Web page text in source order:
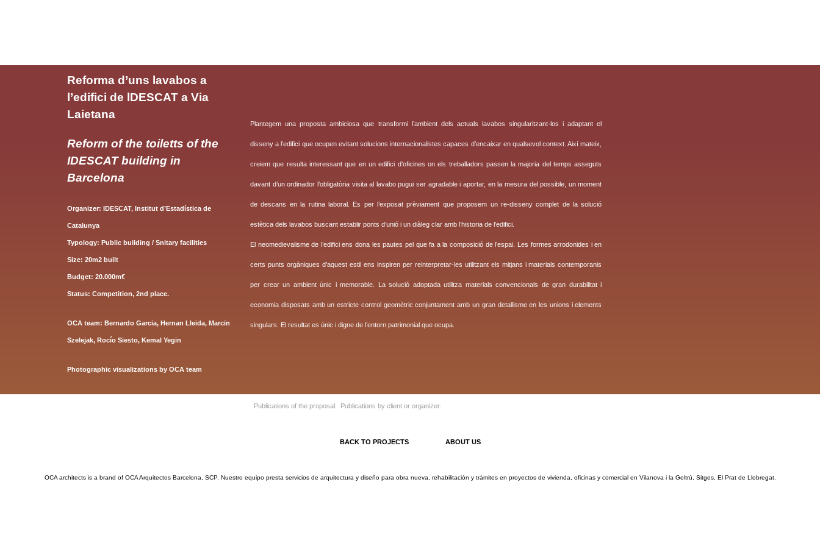
Reforma d’uns lavabos a
l’edifici de lDESCAT a Via
Laietana
Reform of the toiletts of the
IDESCAT building in
Barcelona
Organizer: IDESCAT, Institut d’Estadística de
Catalunya
Typology: Public building / Snitary facilities
Size: 20m2 built
Budget: 20.000m€
Status: Competition, 2nd place.
OCA team: Bernardo Garcia, Hernan Lleida, Marcin
Szelejak, Rocío Siesto, Kemal Yegin
Photographic visualizations by OCA team
Plantegem una proposta ambiciosa que transformi l’ambient dels actuals lavabos singularitzant-los i adaptant el
disseny a l’edifici que ocupen evitant solucions internacionalistes capaces d’encaixar en qualsevol context. Així mateix,
creiem que resulta interessant que en un edifici d’oficines on els treballadors passen la majoria del temps asseguts
davant d’un ordinador l’obligatòria visita al lavabo pugui ser agradable i aportar, en la mesura del possible, un moment
de descans en la rutina laboral. Es per l’exposat prèviament que proposem un re-disseny complet de la solució
estètica dels lavabos buscant establir ponts d’unió i un diàleg clar amb l’historia de l’edifici.
El neomedievalisme de l’edifici ens dona les pautes pel que fa a la composició de l’espai. Les formes arrodonides i en
certs punts orgàniques d’aquest estil ens inspiren per reinterpretar-les utilitzant els mitjans i materials contemporanis
per crear un ambient únic i memorable. La solució adoptada utilitza materials convencionals de gran durabilitat i
economia disposats amb un estricte control geomètric conjuntament amb un gran detallisme en les unions i elements
singulars. El resultat es únic i digne de l’entorn patrimonial que ocupa.
Publications of the proposal: Publications by client or organizer:
BACK TO PROJECTS ABOUT US
OCA architects is a brand of OCA Arquitectos Barcelona, SCP. Nuestro equipo presta servicios de arquitectura y diseño para obra nueva, rehabilitación y trámites en proyectos de vivienda, oficinas y comercial en Vilanova i la Geltrú, Sitges, El Prat de Llobregat.